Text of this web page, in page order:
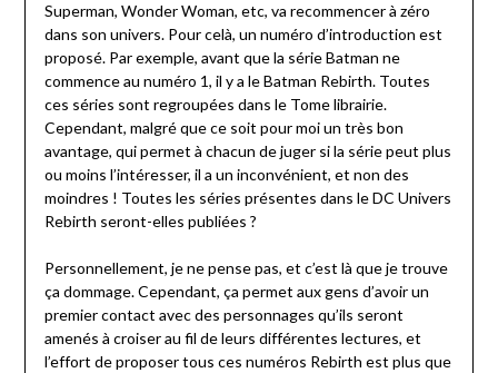
Superman, Wonder Woman, etc, va recommencer à zéro
dans son univers. Pour celà, un numéro d’introduction est
proposé. Par exemple, avant que la série Batman ne
commence au numéro 1, il y a le Batman Rebirth. Toutes
ces séries sont regroupées dans le Tome librairie.
Cependant, malgré que ce soit pour moi un très bon
avantage, qui permet à chacun de juger si la série peut plus
ou moins l’intéresser, il a un inconvénient, et non des
moindres ! Toutes les séries présentes dans le DC Univers
Rebirth seront-elles publiées ?
Personnellement, je ne pense pas, et c’est là que je trouve
ça dommage. Cependant, ça permet aux gens d’avoir un
premier contact avec des personnages qu’ils seront
amenés à croiser au fil de leurs différentes lectures, et
l’effort de proposer tous ces numéros Rebirth est plus que